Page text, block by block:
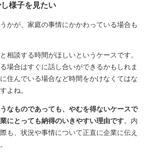
様子を見たい
かが、家庭の事情にかかわっている場合も
相談する時間がほしいというケースです。
場合はすぐに話し合いができるかもしれま
住んでいる場合など時間をかけなくてはな
よね。
なものであっても、やむを得ないケースで
にとっても納得のいきやすい理由です。内
も、状況や事情について正直に企業に伝え